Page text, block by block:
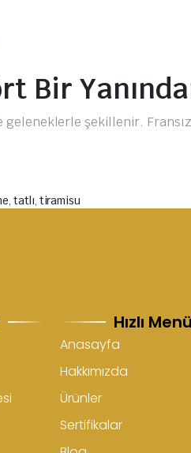
Bir
şekillenir.
tatlı tiramisu
Hızlı Menü
Anasayfa
Hakkımızda
Ürünler
Sertifikalar